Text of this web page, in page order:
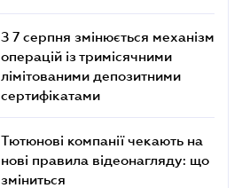
З 7 серпня змінюється механізм
операцій із тримісячними
лімітованими депозитними
сертифікатами
Тютюнові компанії чекають на
нові правила відеонагляду: що
зміниться